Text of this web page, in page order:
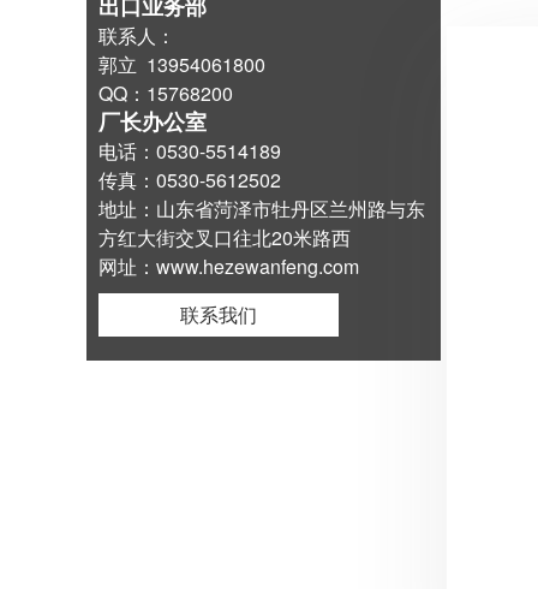
出口业务部
联系人：
郭立 13954061800
QQ：15768200
厂长办公室
电话：0530-5514189
传真：0530-5612502
地址：山东省菏泽市牡丹区兰州路与东
方红大街交叉口往北20米路西
网址：www.hezewanfeng.com
联系我们